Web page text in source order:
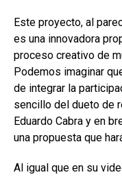
Este proyecto, al
es una innovadora
proceso creativo de
Podemos imaginar
de integrar la
sencillo del dueto de
Eduardo Cabra y en
una propuesta que
Al igual que en su